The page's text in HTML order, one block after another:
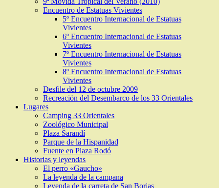
Encuentro de Estatuas Vivientes
5º Encuentro Internacional de Estatuas
Vivientes
6º Encuentro Internacional de Estatuas
Vivientes
7º Encuentro Internacional de Estatuas
Vivientes
8º Encuentro Internacional de Estatuas
Vivientes
Desfile del 12 de octubre 2009
Recreación del Desembarco de los 33 Orientales
Lugares
Camping 33 Orientales
Zoológico Municipal
Plaza Sarandí
Parque de la Hispanidad
Fuente en Plaza Rodó
Historias y leyendas
El perro «Gaucho»
La leyenda de la campana
Leyenda de la carreta de San Borjas